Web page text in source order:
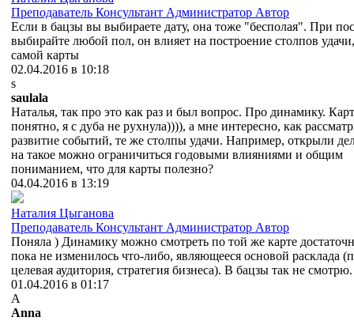
Преподаватель Консультант Администратор Автор
Если в бацзы вы выбираете дату, она тоже "бесполая". При
выбирайте любой пол, он влияет на построение столпов
самой карты
02.04.2016 в 10:18
s
saulala
Наталья, так про это как раз и был вопрос. Про динамику.
понятно, я с дуба не рухнула)))), а мне интересно, как
развитие событий, те же столпы удачи. Например, открыли
на такое можно ограничиться годовыми влияниями и общим
пониманием, что для карты полезно?
04.04.2016 в 13:19
Наталия Цыганова
Преподаватель Консультант Администратор Автор
Поняла ) Динамику можно смотреть по той же карте
пока не изменилось что-либо, являющееся основой расклада
целевая аудитория, стратегия бизнеса). В бацзы так не смотрю.
01.04.2016 в 01:17
A
Anna